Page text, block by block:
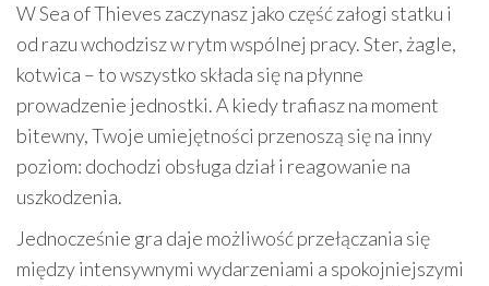
W Sea of Thieves zaczynasz jako część załogi statku i
od razu wchodzisz w rytm wspólnej pracy. Ster, żagle,
kotwica – to wszystko składa się na płynne
prowadzenie jednostki. A kiedy trafiasz na moment
bitewny, Twoje umiejętności przenoszą się na inny
poziom: dochodzi obsługa dział i reagowanie na
uszkodzenia.
Jednocześnie gra daje możliwość przełączania się
między intensywnymi wydarzeniami a spokojniejszymi